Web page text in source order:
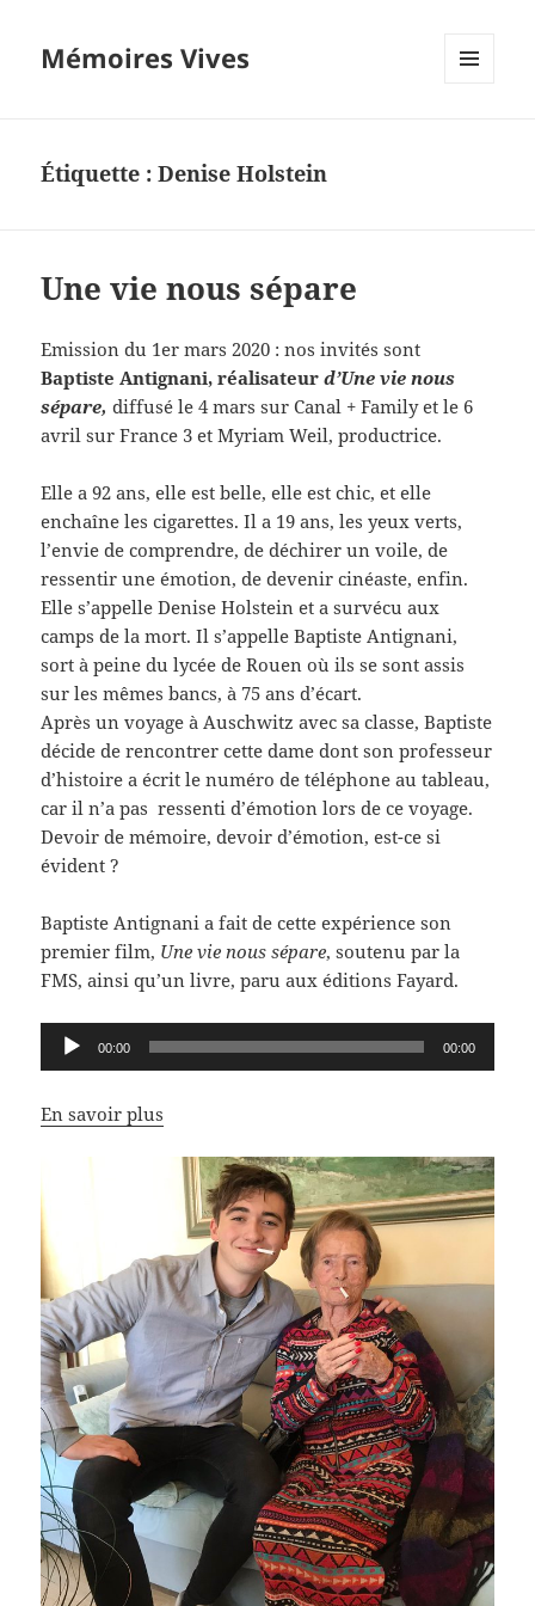
Mémoires Vives
Étiquette :Denise Holstein
Une vie nous sépare
Emission du 1er mars 2020 : nos invités sont
Baptiste Antignani, réalisateurd’Une vie nous
sépare,diffusé le 4 mars sur Canal + Family et le 6
avril sur France 3 et Myriam Weil, productrice.
Elle a 92 ans, elle est belle, elle est chic, et elle
enchaîne les cigarettes. Il a 19 ans, les yeux verts,
l’envie de comprendre, de déchirer un voile, de
ressentir une émotion, de devenir cinéaste, enfin.
Elle s’appelle Denise Holstein et a survécu aux
camps de la mort. Il s’appelle Baptiste Antignani,
sort à peine du lycée de Rouen où ils se sont assis
sur les mêmes bancs, à 75 ans d’écart.
Après un voyage à Auschwitz avec sa classe, Baptiste
décide de rencontrer cette dame dont son professeur
d’histoire a écrit le numéro de téléphone au tableau,
car il n’a pas ressenti d’émotion lors de ce voyage.
Devoir de mémoire, devoir d’émotion, est-ce si
évident ?
Baptiste Antignani a fait de cette expérience son
premier film, Une vie nous sépare, soutenu par la
FMS, ainsi qu’un livre, paru aux éditions Fayard.
Lecteur
audio
00:00 00:00
En savoir plus